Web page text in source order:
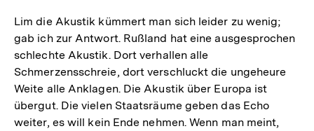
Lim die Akustik kümmert man sich leider zu wenig;
gab ich zur Antwort. Rußland hat eine ausgesprochen
schlechte Akustik. Dort verhallen alle
Schmerzensschreie, dort verschluckt die ungeheure
Weite alle Anklagen. Die Akustik über Europa ist
übergut. Die vielen Staatsräume geben das Echo
weiter, es will kein Ende nehmen. Wenn man meint,